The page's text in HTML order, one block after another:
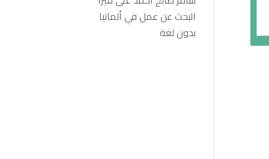
البحث عن عمل في ألمانيا
بدون لغة